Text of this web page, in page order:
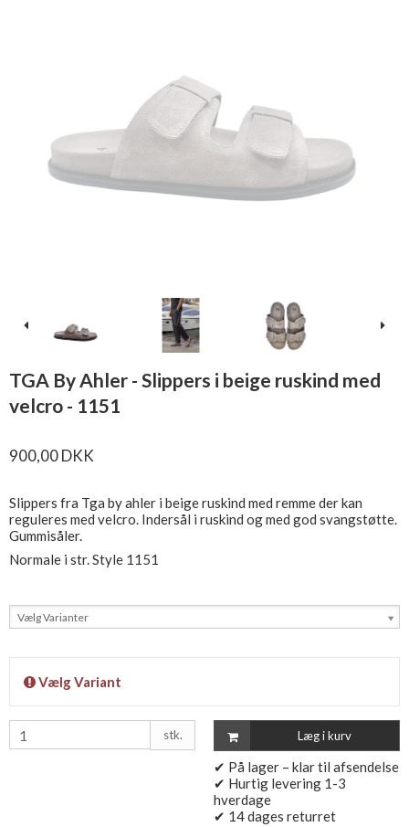
TGA By Ahler - Slippers i beige ruskind med
velcro - 1151
900,00 DKK
Slippers fra Tga by ahler i beige ruskind med remme der kan
reguleres med velcro. Indersål i ruskind og med god svangstøtte.
Gummisåler.
Normale i str. Style 1151
Vælg Varianter
Vælg Variant
stk. Læg i kurv
✔ På lager – klar til afsendelse
✔ Hurtig levering 1-3
hverdage
✔ 14 dages returret